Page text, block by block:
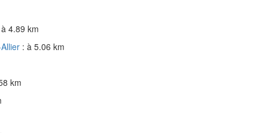
4.89 km
: à 5.06 km
km